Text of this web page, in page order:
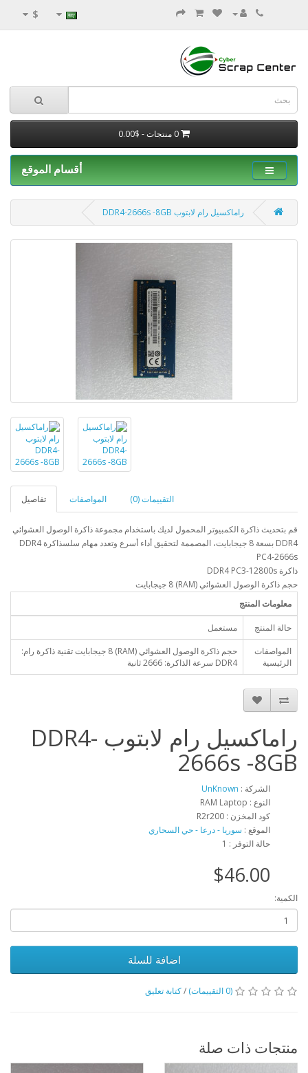
$
0 منتجات - $0.00
أقسام الموقع
راماكسيل رام لابتوب DDR4-2666s -8GB
تفاصيل المواصفات التقييمات (0)
قم بتحديث ذاكرة الكمبيوتر المحمول لديك باستخدام مجموعة ذاكرة الوصول العشوائي
DDR4 بسعة 8 جيجابايت، المصممة لتحقيق أداء أسرع وتعدد مهام سلسذاكرة DDR4
PC4-2666s
ذاكرة DDR4 PC3-12800s
حجم ذاكرة الوصول العشوائي (RAM) 8 جيجابايت
معلومات المنتج
حالة المنتج
مستعمل
المواصفات
الرئيسية
حجم ذاكرة الوصول العشوائي (RAM) 8 جيجابايت تقنية ذاكرة رام:
DDR4 سرعة الذاكرة: 2666 ثانية
راماكسيل رام لابتوب DDR4-
2666s -8GB
الشركة : UnKnown
النوع : RAM Laptop
كود المخزن : R2r200
الموقع : سوريا - درعا - حي السحاري
حالة التوفر : 1
$46.00
الكمية:
اضافة للسلة
(0 التقييمات) /كتابة تعليق
منتجات ذات صلة